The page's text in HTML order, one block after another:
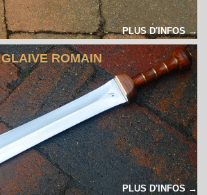
PLUS D'INFOS →
GLAIVE ROMAIN
PLUS D'INFOS →